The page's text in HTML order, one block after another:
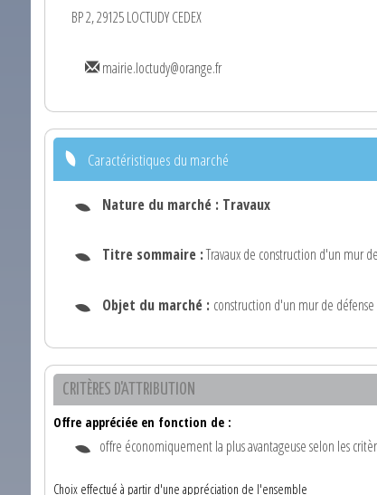
BP 2, 29125 LOCTUDY CEDEX
mairie.loctudy@orange.fr
Caractéristiques du marché
Nature du marché : Travaux
Titre sommaire :Travaux de construction d'un mur
Objet du marché : construction d'un mur de
CRITÈRES D'ATTRIBUTION
Offre appréciée en fonction de :
offre économiquement la plus avantageuse selon les
Choix effectué à partir d'une appréciation de l'ensemble